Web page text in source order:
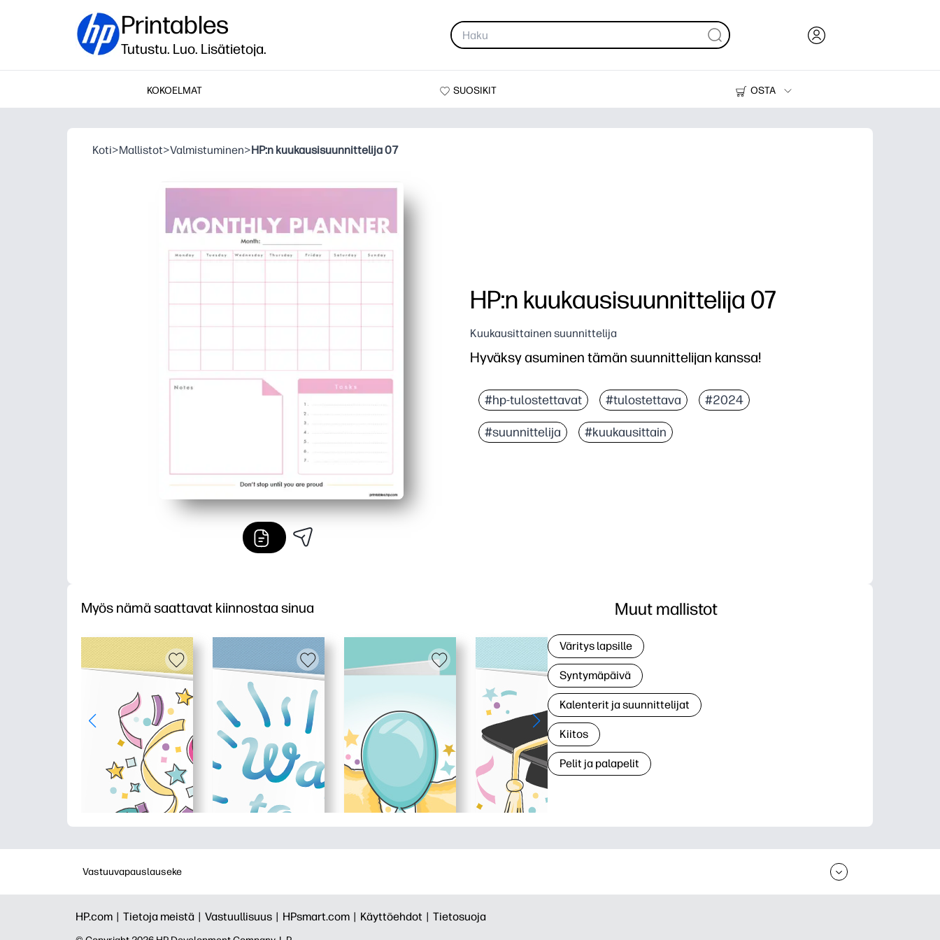
Printables
Tutustu. Luo. Lisätietoja.
KOKOELMAT SUOSIKIT
OSTA
Tulostimet
Koti>Mallistot>Valmistuminen>HP:n kuukausisuunnittelija 07
HP:n kuukausisuunnittelija 07
Kuukausittainen suunnittelija
Hyväksy asuminen tämän suunnittelijan kanssa!
#hp-tulostettavat #tulostettava #2024
#suunnittelija #kuukausittain
Myös nämä saattavat kiinnostaa sinua Muut mallistot
Väritys lapsille
Syntymäpäivä
Kalenterit ja suunnittelijat
Kiitos
Pelit ja palapelit
Vastuuvapauslauseke
HP.com | Tietoja meistä | Vastuullisuus | HPsmart.com | Käyttöehdot | Tietosuoja